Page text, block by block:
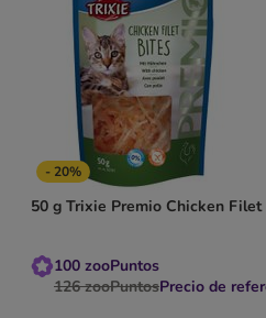
- 20%
50 g Trixie Premio Chicken
100 zooPuntos
126 zooPuntosPrecio de